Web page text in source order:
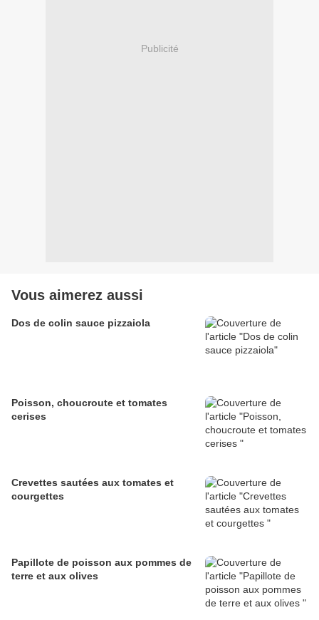
Publicité
Vous aimerez aussi
Dos de colin sauce pizzaiola
Poisson, choucroute et tomates
cerises
Crevettes sautées aux tomates et
courgettes
Papillote de poisson aux pommes de
terre et aux olives